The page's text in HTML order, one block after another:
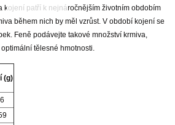
kojení patří k nejnáročnějším životním obdobím
během nich by měl vzrůst. V období kojení se
Feně podávejte takové množství krmiva,
tělesné hmotnosti.
(g)